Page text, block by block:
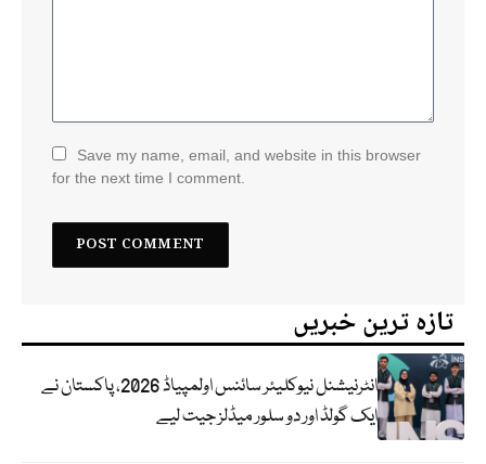
Save my name, email, and website in this browser
for the next time I comment.
تازہ ترین خبریں
انٹرنیشنل نیوکلیئر سائنس اولمپیاڈ 2026، پاکستان نے
ایک گولڈ اور دو سلور میڈلز جیت لیے